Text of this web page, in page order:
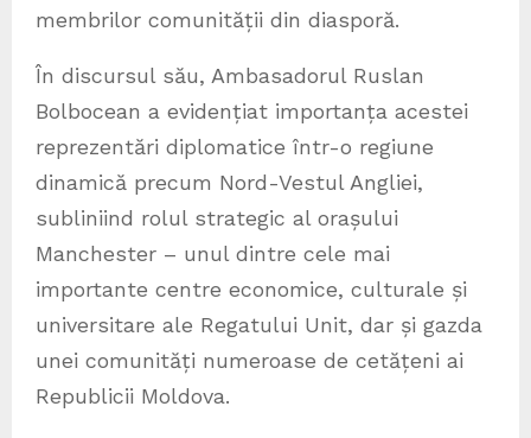
membrilor comunității din diasporă.
În discursul său, Ambasadorul Ruslan
Bolbocean a evidențiat importanța acestei
reprezentări diplomatice într-o regiune
dinamică precum Nord-Vestul Angliei,
subliniind rolul strategic al orașului
Manchester – unul dintre cele mai
importante centre economice, culturale și
universitare ale Regatului Unit, dar și gazda
unei comunități numeroase de cetățeni ai
Republicii Moldova.